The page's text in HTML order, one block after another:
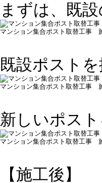
まずは、既
マンション集合ポスト取替工事
既設ポストを
マンション集合ポスト取替工事
新しいポス
マンション集合ポスト取替工事
【施工後】